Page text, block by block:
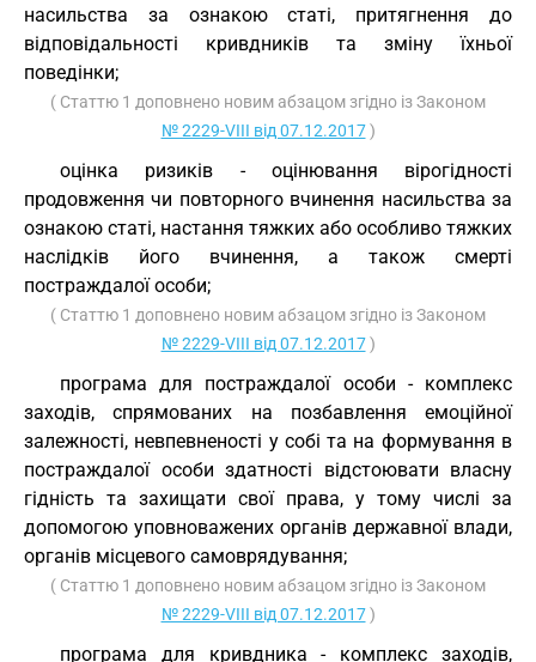
насильства за ознакою статі, притягнення до
відповідальності кривдників та зміну їхньої
поведінки;
( Статтю 1 доповнено новим абзацом згідно із Законом
№ 2229-VIII від 07.12.2017)
оцінка ризиків - оцінювання вірогідності
продовження чи повторного вчинення насильства за
ознакою статі, настання тяжких або особливо тяжких
наслідків його вчинення, а також смерті
постраждалої особи;
( Статтю 1 доповнено новим абзацом згідно із Законом
№ 2229-VIII від 07.12.2017)
програма для постраждалої особи - комплекс
заходів, спрямованих на позбавлення емоційної
залежності, невпевненості у собі та на формування в
постраждалої особи здатності відстоювати власну
гідність та захищати свої права, у тому числі за
допомогою уповноважених органів державної влади,
органів місцевого самоврядування;
( Статтю 1 доповнено новим абзацом згідно із Законом
№ 2229-VIII від 07.12.2017)
програма для кривдника - комплекс заходів,